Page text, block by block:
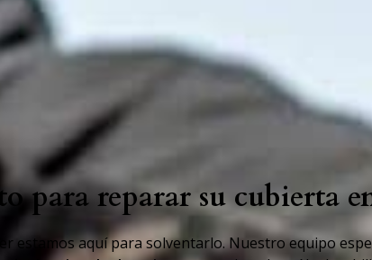
para reparar su cubierta
estamos aquí para solventarlo. Nuestro equipo